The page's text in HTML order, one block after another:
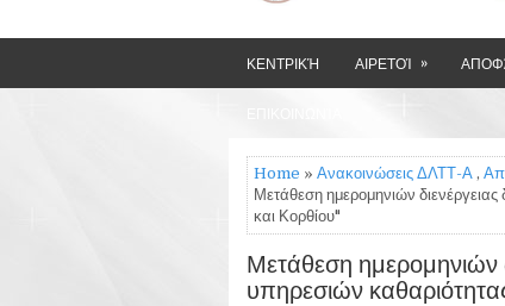
ΚΕΝΤΡΙΚΉ ΑΙΡΕΤΟΊ »
Home » Ανακοινώσεις ΔΛΤΤ-Α ,
Μετάθεση ημερομηνιών
και Κορθίου"
Μετάθεση ημερομηνιών
υπηρεσιών